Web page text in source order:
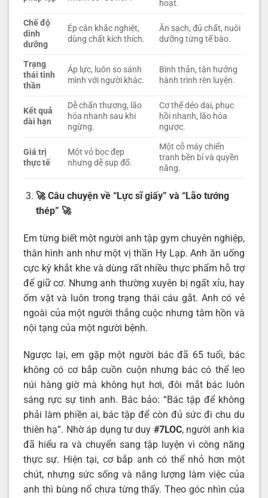
hoạt.
Chế độ
dinh
dưỡng
Ép cân khắc nghiệt,
dùng chất kích thích.
Ăn sạch, đủ chất, nuôi
dưỡng từng tế bào.
Trạng
thái tinh
thần
Áp lực, luôn so sánh
mình với người khác.
Bình thản, tận hưởng
hành trình rèn luyện.
Kết quả
dài hạn
Dễ chấn thương, lão
hóa nhanh sau khi
ngừng.
Cơ thể dẻo dai, phục
hồi nhanh, lão hóa
ngược.
Giá trị
thực tế
Một vỏ bọc đẹp
nhưng dễ sụp đổ.
Một cỗ máy chiến
tranh bền bỉ và quyền
năng.
🚀 Câu chuyện về “Lực sĩ giấy” và “Lão tướng
thép” 🚀
Em từng biết một người anh tập gym chuyên nghiệp,
thân hình anh như một vị thần Hy Lạp. Anh ăn uống
cực kỳ khắt khe và dùng rất nhiều thực phẩm hỗ trợ
để giữ cơ. Nhưng anh thường xuyên bị ngất xỉu, hay
ốm vặt và luôn trong trạng thái cáu gắt. Anh có vẻ
ngoài của một người thắng cuộc nhưng tâm hồn và
nội tạng của một người bệnh.
Ngược lại, em gặp một người bác đã 65 tuổi, bác
không có cơ bắp cuồn cuộn nhưng bác có thể leo
núi hàng giờ mà không hụt hơi, đôi mắt bác luôn
sáng rực sự tinh anh. Bác bảo: “Bác tập để không
phải làm phiền ai, bác tập để còn đủ sức đi chu du
thiên hạ”. Nhờ áp dụng tư duy #7LOC, người anh kia
đã hiểu ra và chuyển sang tập luyện vì công năng
thực sự. Hiện tại, cơ bắp anh có thể nhỏ hơn một
chút, nhưng sức sống và năng lượng làm việc của
anh thì bùng nổ chưa từng thấy. Theo góc nhìn của